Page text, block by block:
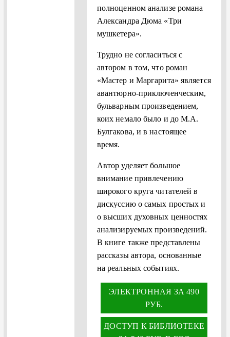
полноценном анализе романа
Александра Дюма «Три
мушкетера».
Трудно не согласиться с
автором в том, что роман
«Мастер и Маргарита» является
авантюрно-приключенческим,
бульварным произведением,
коих немало было и до М.А.
Булгакова, и в настоящее
время.
Автор уделяет большое
внимание привлечению
широкого круга читателей в
дискуссию о самых простых и
о высших духовных ценностях
анализируемых произведений.
В книге также представлены
рассказы автора, основанные
на реальных событиях.
ЭЛЕКТРОННАЯ ЗА 490
РУБ.
ДОСТУП К БИБЛИОТЕКЕ